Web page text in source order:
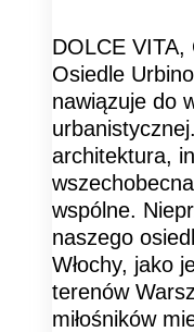
DOLCE VITA,
Osiedle
nawiązuje do
architektura,
wspólne.
naszego
Włochy, jako
terenów
miłośników